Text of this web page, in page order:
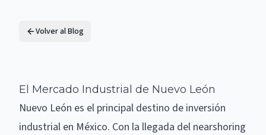
Volver al Blog
El Mercado Industrial de Nuevo León
Nuevo León es el principal destino de inversión
industrial en México. Con la llegada del nearshoring